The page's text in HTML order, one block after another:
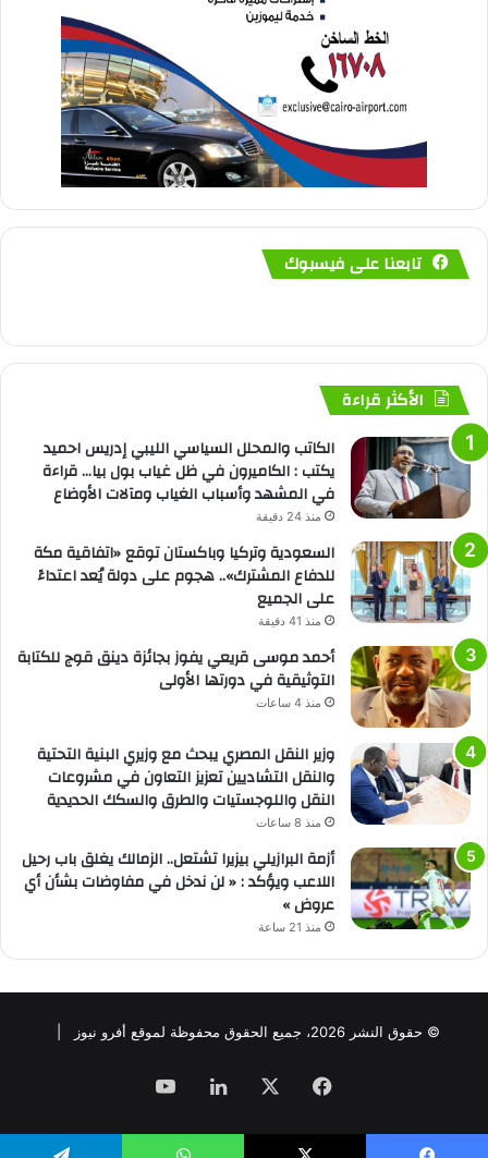
تابعنا على فيسبوك
الأكثر قراءة
الكاتب والمحلل السياسي الليبي إدريس احميد
يكتب : الكاميرون في ظل غياب بول بيا… قراءة
في المشهد وأسباب الغياب ومآلات الأوضاع
منذ 24 دقيقة
السعودية وتركيا وباكستان توقع «اتفاقية مكة
للدفاع المشترك».. هجوم على دولة يُعد اعتداءً
على الجميع
منذ 41 دقيقة
أحمد موسى قريعي يفوز بجائزة دينق قوج للكتابة
التوثيقية في دورتها الأولى
منذ 4 ساعات
وزير النقل المصري يبحث مع وزيري البنية التحتية
والنقل التشاديين تعزيز التعاون في مشروعات
النقل واللوجستيات والطرق والسكك الحديدية
منذ 8 ساعات
أزمة البرازيلي بيزيرا تشتعل.. الزمالك يغلق باب رحيل
اللاعب ويؤكد : « لن ندخل في مفاوضات بشأن أي
عروض »
منذ 21 ساعة
© حقوق النشر 2026، جميع الحقوق محفوظة لموقع أفرو نيوز |
فيسبوك لينكدإن